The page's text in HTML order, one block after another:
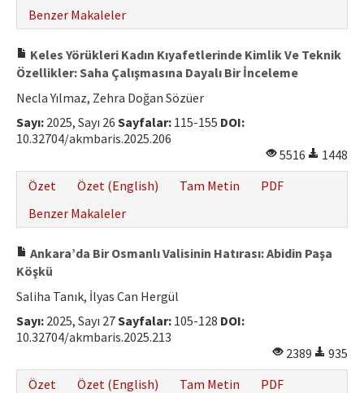
Benzer Makaleler
Keles Yörükleri Kadın Kıyafetlerinde Kimlik Ve Teknik
Özellikler: Saha Çalışmasına Dayalı Bir İnceleme
Necla Yılmaz, Zehra Doğan Sözüer
Sayı: 2025, Sayı 26 Sayfalar: 115-155 DOI:
10.32704/akmbaris.2025.206
5516
1448
Özet
Özet (English) Tam Metin
PDF
Benzer Makaleler
Ankara’da Bir Osmanlı Valisinin Hatırası: Abidin Paşa
Köşkü
Saliha Tanık, İlyas Can Hergül
Sayı: 2025, Sayı 27Sayfalar: 105-128 DOI:
10.32704/akmbaris.2025.213
2389
935
Özet
Özet (English) Tam Metin
PDF